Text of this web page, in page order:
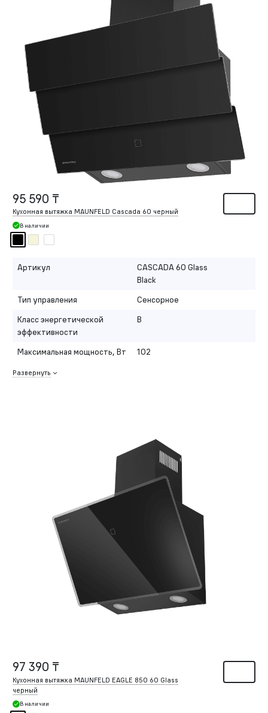
95 590 ₸
Кухонная вытяжка MAUNFELD Cascada 60 черный
В наличии
Артикул
CASCADA 60 Glass
Black
Тип управления
Сенсорное
Класс энергетической
эффективности
B
Максимальная мощность, Вт 102
Развернуть
97 390 ₸
Кухонная вытяжка MAUNFELD EAGLE 850 60 Glass
черный
В наличии